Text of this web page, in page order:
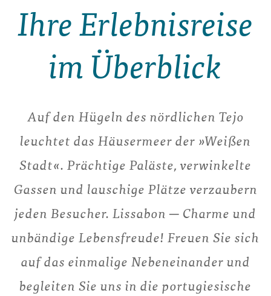
Ihre Erlebnisreise
im Überblick
Auf den Hügeln des nördlichen Tejo
leuchtet das Häusermeer der »Weißen
Stadt«. Prächtige Paläste, verwinkelte
Gassen und lauschige Plätze verzaubern
jeden Besucher. Lissabon ─ Charme und
unbändige Lebensfreude! Freuen Sie sich
auf das einmalige Nebeneinander und
begleiten Sie uns in die portugiesische